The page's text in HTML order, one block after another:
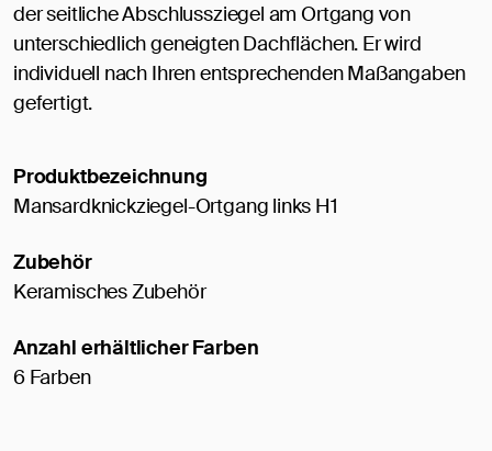
der seitliche Abschlussziegel am Ortgang von
unterschiedlich geneigten Dachflächen. Er wird
individuell nach Ihren entsprechenden Maßangaben
gefertigt.
Produktbezeichnung
Mansardknickziegel-Ortgang links H1
Zubehör
Keramisches Zubehör
Anzahl erhältlicher Farben
6 Farben